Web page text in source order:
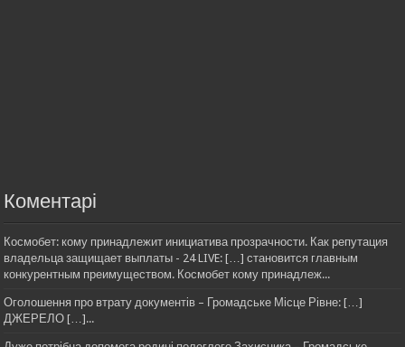
Коментарі
Космобет: кому принадлежит инициатива прозрачности. Как репутация
владельца защищает выплаты - 24 LIVE: […] становится главным
конкурентным преимуществом. Космобет кому принадлеж...
Оголошення про втрату документів – Громадське Місце Рівне: […]
ДЖЕРЕЛО […]...